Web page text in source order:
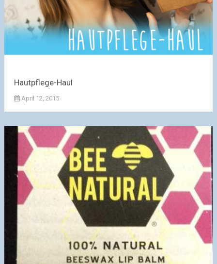
Hautpflege-Haul
April 12, 2015